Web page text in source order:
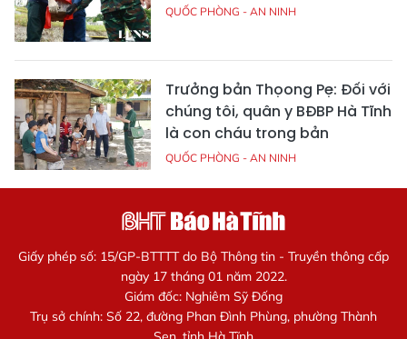
QUỐC PHÒNG - AN NINH
Trưởng bản Thọong Pẹ: Đối với
chúng tôi, quân y BĐBP Hà Tĩnh
là con cháu trong bản
QUỐC PHÒNG - AN NINH
Giấy phép số: 15/GP-BTTTT do Bộ Thông tin - Truyền thông cấp
ngày 17 tháng 01 năm 2022.
Giám đốc: Nghiêm Sỹ Đống
Trụ sở chính: Số 22, đường Phan Đình Phùng, phường Thành